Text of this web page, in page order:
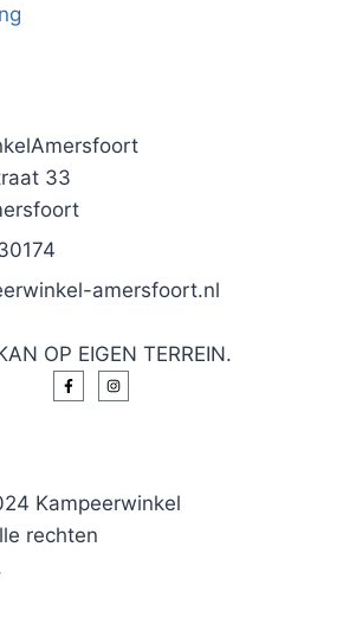
33
amersfoort.nl
OP EIGEN TERREIN.
Kampeerwinkel
rechten